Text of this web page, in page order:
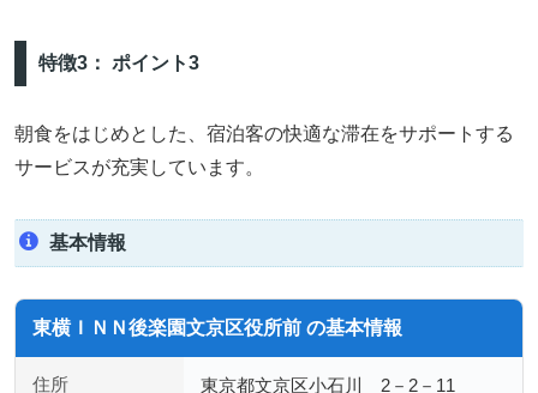
特徴3： ポイント3
朝食をはじめとした、宿泊客の快適な滞在をサポートする
サービスが充実しています。
基本情報
東横ＩＮＮ後楽園文京区役所前 の基本情報
住所 東京都文京区小石川 2－2－11